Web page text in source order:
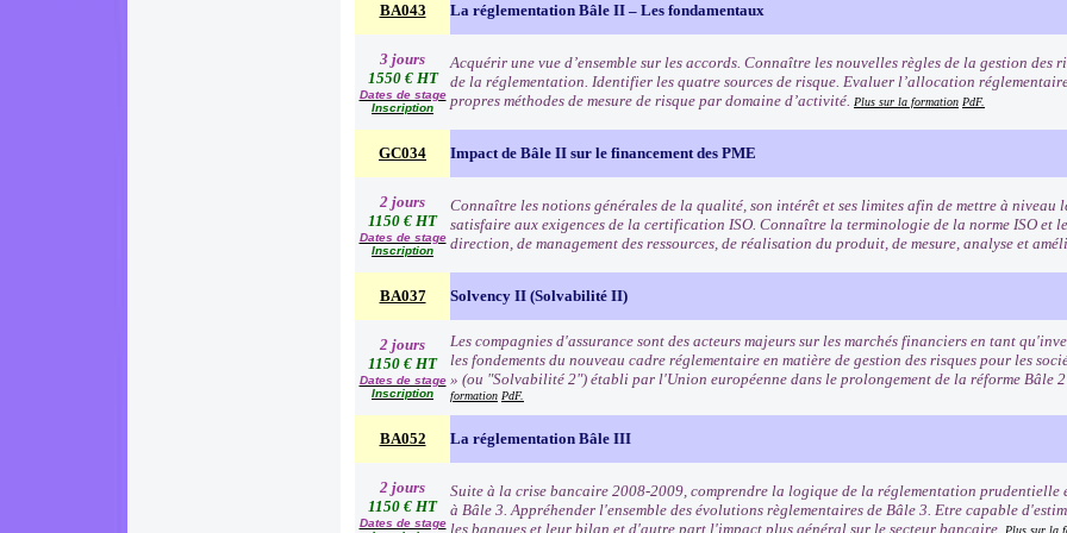
BA043 La réglementation Bâle II – Les fondamentaux
3 jours
1550 € HT
Dates de stage
Inscription
Acquérir une vue d’ensemble sur les accords. Connaître les nouvelles règles de la gestion des
de la réglementation. Identifier les quatre sources de risque. Evaluer l’allocation
propres méthodes de mesure de risque par domaine d’activité. Plus sur la formation PdF.
GC034 Impact de Bâle II sur le financement des PME
2 jours
1150 € HT
Dates de stage
Inscription
Connaître les notions générales de la qualité, son intérêt et ses limites afin de mettre à niveau
satisfaire aux exigences de la certification ISO. Connaître la terminologie de la norme ISO et
direction, de management des ressources, de réalisation du produit, de mesure, analyse et
BA037 Solvency II (Solvabilité II)
2 jours
1150 € HT
Dates de stage
Inscription
Les compagnies d'assurance sont des acteurs majeurs sur les marchés financiers en tant
les fondements du nouveau cadre réglementaire en matière de gestion des risques pour les
» (ou "Solvabilité 2") établi par l'Union européenne dans le prolongement de la réforme Bâle
formation PdF.
BA052 La réglementation Bâle III
2 jours
1150 € HT
Dates de stage
Suite à la crise bancaire 2008-2009, comprendre la logique de la réglementation prudentielle
à Bâle 3. Appréhender l'ensemble des évolutions règlementaires de Bâle 3. Etre capable
les banques et leur bilan et d'autre part l'impact plus général sur le secteur bancaire.
Plus sur la